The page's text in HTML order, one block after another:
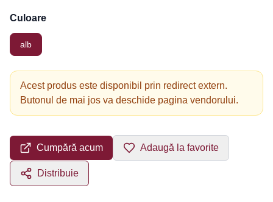
Culoare
alb
Acest produs este disponibil prin redirect extern.
Butonul de mai jos va deschide pagina vendorului.
Cumpără acum Adaugă la favorite
Distribuie